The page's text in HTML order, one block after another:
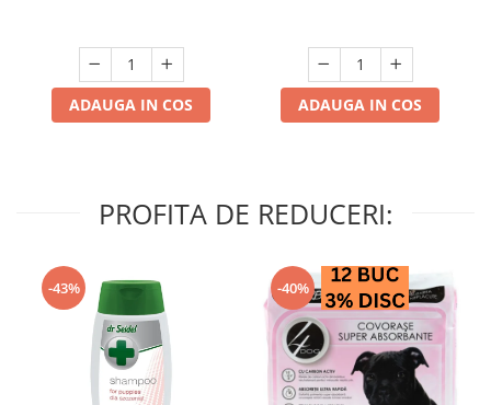
ADAUGA IN COS ADAUGA IN COS
PROFITA DE REDUCERI:
-43% -40%